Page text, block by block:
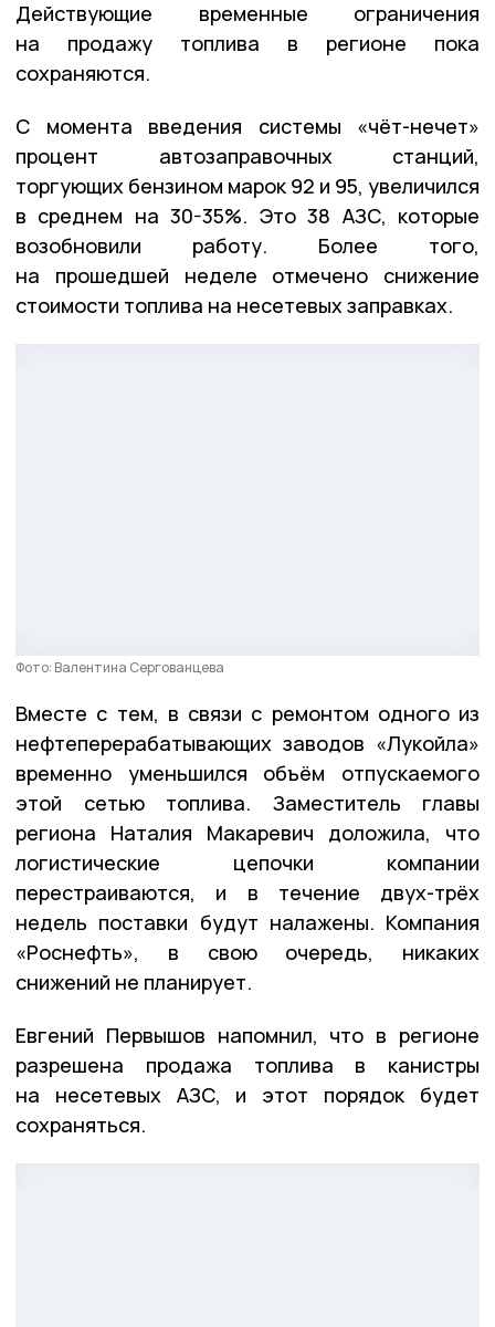
Действующие временные ограничения
на продажу топлива в регионе пока
сохраняются.
С момента введения системы «чёт-нечет»
процент автозаправочных станций,
торгующих бензином марок 92 и 95, увеличился
в среднем на 30-35%. Это 38 АЗС, которые
возобновили работу. Более того,
на прошедшей неделе отмечено снижение
стоимости топлива на несетевых заправках.
Фото: Валентина Сергованцева
Вместе с тем, в связи с ремонтом одного из
нефтеперерабатывающих заводов «Лукойла»
временно уменьшился объём отпускаемого
этой сетью топлива. Заместитель главы
региона Наталия Макаревич доложила, что
логистические цепочки компании
перестраиваются, и в течение двух-трёх
недель поставки будут налажены. Компания
«Роснефть», в свою очередь, никаких
снижений не планирует.
Евгений Первышов напомнил, что в регионе
разрешена продажа топлива в канистры
на несетевых АЗС, и этот порядок будет
сохраняться.